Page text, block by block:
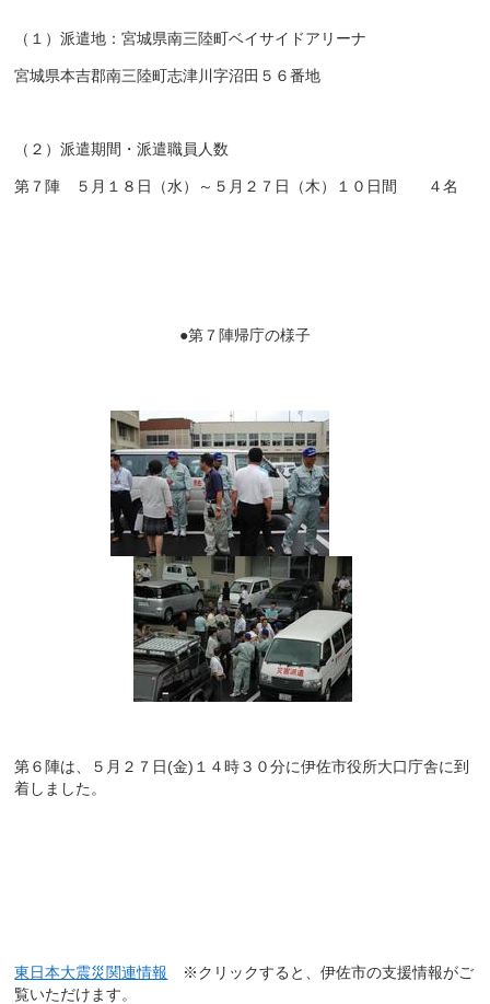
（１）派遣地：宮城県南三陸町ベイサイドアリーナ
宮城県本吉郡南三陸町志津川字沼田５６番地
（２）派遣期間・派遣職員人数
第７陣 ５月１８日（水）～５月２７日（木）１０日間 ４名
●第７陣帰庁の様子
第６陣は、５月２７日 (金)１４時３０分に伊佐市役所大口庁舎に到
着しました。
東日本大震災関連情報
※クリックすると、伊佐市の支援情報がご
覧いただけます。